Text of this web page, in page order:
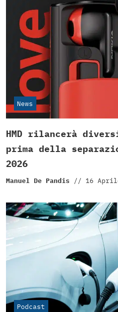
News
HMD rilancerà
prima della
2026
Manuel De Pandis // 16
Podcast